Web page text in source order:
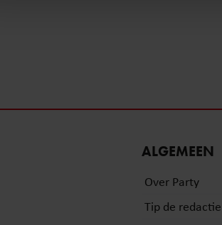
ALGEMEEN
Over Party
Tip de redactie